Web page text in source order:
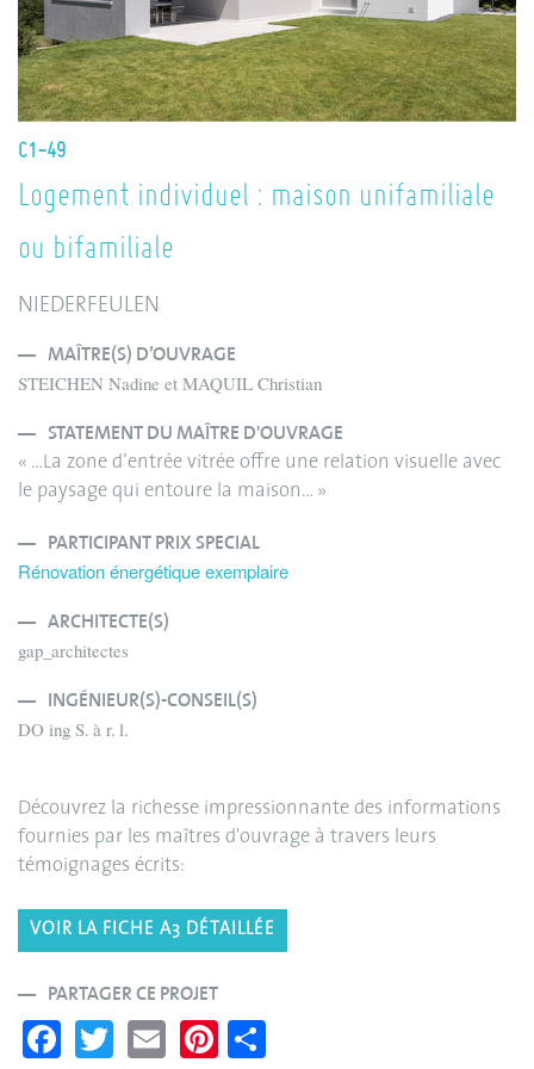
C1-49
Logement individuel : maison unifamiliale
ou bifamiliale
NIEDERFEULEN
MAÎTRE(S) D’OUVRAGE
STEICHEN Nadine et MAQUIL Christian
STATEMENT DU MAÎTRE D'OUVRAGE
« …La zone d’entrée vitrée offre une relation visuelle avec
le paysage qui entoure la maison… »
PARTICIPANT PRIX SPECIAL
Rénovation énergétique exemplaire
ARCHITECTE(S)
gap_architectes
INGÉNIEUR(S)-CONSEIL(S)
DO ing S. à r. l.
Découvrez la richesse impressionnante des informations
fournies par les maîtres d'ouvrage à travers leurs
témoignages écrits:
VOIR LA FICHE A3 DÉTAILLÉE
PARTAGER CE PROJET
Fa T E Pi